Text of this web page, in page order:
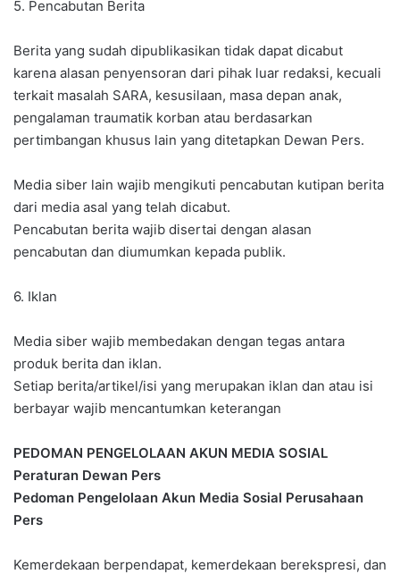
5. Pencabutan Berita
Berita yang sudah dipublikasikan tidak dapat dicabut
karena alasan penyensoran dari pihak luar redaksi, kecuali
terkait masalah SARA, kesusilaan, masa depan anak,
pengalaman traumatik korban atau berdasarkan
pertimbangan khusus lain yang ditetapkan Dewan Pers.
Media siber lain wajib mengikuti pencabutan kutipan berita
dari media asal yang telah dicabut.
Pencabutan berita wajib disertai dengan alasan
pencabutan dan diumumkan kepada publik.
6. Iklan
Media siber wajib membedakan dengan tegas antara
produk berita dan iklan.
Setiap berita/artikel/isi yang merupakan iklan dan atau isi
berbayar wajib mencantumkan keterangan
PEDOMAN PENGELOLAAN AKUN MEDIA SOSIAL
Peraturan Dewan Pers
Pedoman Pengelolaan Akun Media Sosial Perusahaan
Pers
Kemerdekaan berpendapat, kemerdekaan berekspresi, dan